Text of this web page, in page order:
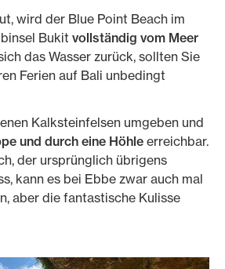
wird der Blue Point Beach im
Bukit vollständig vom Meer
das Wasser zurück, sollten Sie
Ferien auf Bali unbedingt
Kalksteinfelsen umgeben und
und durch eine Höhle erreichbar.
der ursprünglich übrigens
kann es bei Ebbe zwar auch mal
aber die fantastische Kulisse